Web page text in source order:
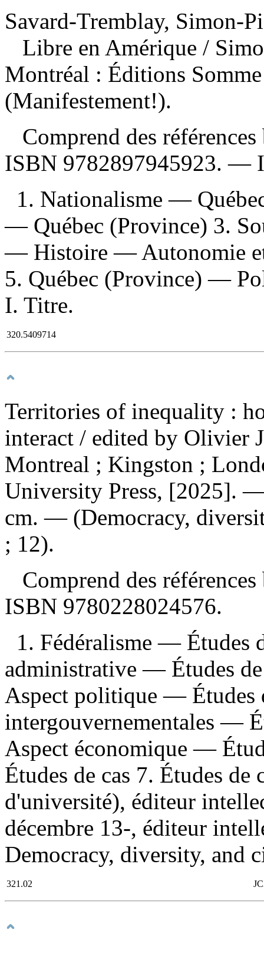
Savard-Tremblay, Simon-
Libre en Amérique /
Montréal : Éditions
(Manifestement!).
Comprend des
ISBN 9782897945923. —
1. Nationalisme —
— Québec (Province) 3.
— Histoire — Autonomie et
5. Québec (Province) —
I. Titre.
320.5409714
Territories of inequality :
interact / edited by Olivier
Montreal ; Kingston ;
University Press, [2025].
cm. — (Democracy,
; 12).
Comprend des
ISBN 9780228024576.
1. Fédéralisme — Études
administrative — Études
Aspect politique — Études
intergouvernementales —
Aspect économique —
Études de cas 7. Études
d'université), éditeur
décembre 13-, éditeur
Democracy, diversity, and
321.02